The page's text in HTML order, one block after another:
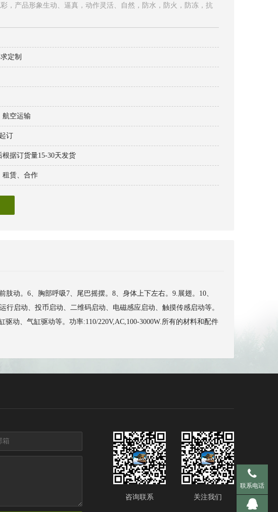
，产品形象生动、逼真，动作灵活、自然，防水，防火，防冻，抗
定制
航空运输
订
据订货量15-30天发货
租赁、合作
动。6、胸部呼吸7、尾巴摇摆。8、身体上下左右。9.展翅。10、
启动、投币启动、二维码启动、电磁感应启动、触摸传感启动等。
动、气缸驱动等。功率:110/220V,AC,100-3000W.所有的材料和配件
咨询联系 关注我们
联系电话
手机 137-
QQ